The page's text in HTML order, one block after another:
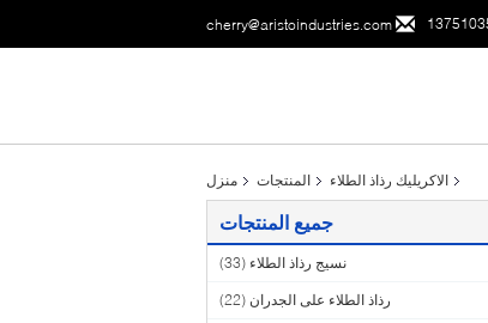
cherry@aristoindustries.com
منزل المنتجات الاكريليك رذاذ الطلاء
جميع المنتجات
نسيج رذاذ الطلاء (33)
رذاذ الطلاء على الجدران (22)